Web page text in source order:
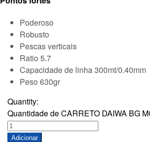
Poderoso
Robusto
Pescas verticais
Ratio 5.7
Capacidade de linha 300mt/0.40mm
Peso 630gr
Quantity:
Quantidade de CARRETO DAIWA BG
Adicionar